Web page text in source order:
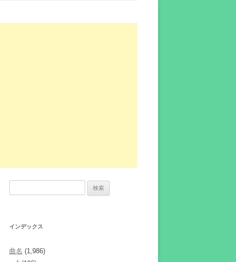
インデックス
曲名 (1,986)